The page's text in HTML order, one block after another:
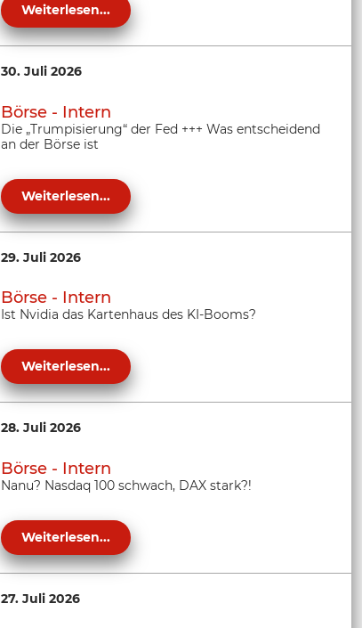
Weiterlesen...
30. Juli 2026
Börse - Intern
Die „Trumpisierung“ der Fed +++ Was entscheidend
an der Börse ist
Weiterlesen...
29. Juli 2026
Börse - Intern
Ist Nvidia das Kartenhaus des KI-Booms?
Weiterlesen...
28. Juli 2026
Börse - Intern
Nanu? Nasdaq 100 schwach, DAX stark?!
Weiterlesen...
27. Juli 2026